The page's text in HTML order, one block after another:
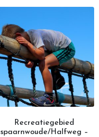
Recreatiegebied
spaarnwoude/Halfweg –